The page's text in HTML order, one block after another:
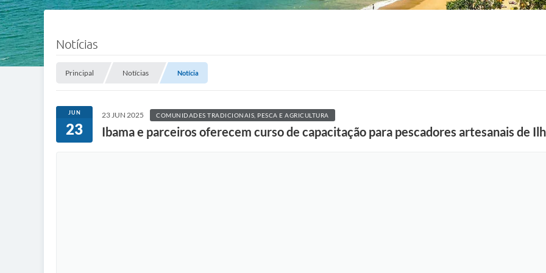
Notícias
Principal Notícias Notícia
JUN
23
23 JUN 2025 COMUNIDADES TRADICIONAIS, PESCA E AGRICULTURA
Ibama e parceiros oferecem curso de capacitação para pescadores artesanais de